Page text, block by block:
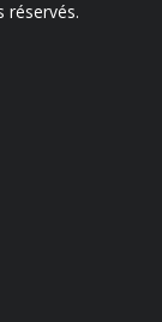
réservés.